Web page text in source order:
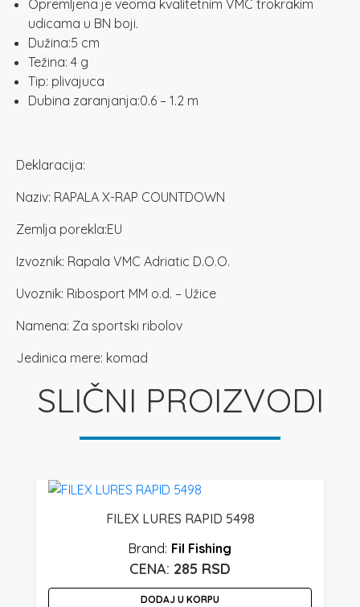
Opremljena je veoma kvalitetnim VMC trokrakim
udicama u BN boji.
Dužina:5 cm
Težina: 4 g
Tip: plivajuca
Dubina zaranjanja:0.6 – 1.2 m
Deklaracija:
Naziv: RAPALA X-RAP COUNTDOWN
Zemlja porekla:EU
Izvoznik: Rapala VMC Adriatic D.O.O.
Uvoznik: Ribosport MM o.d. – Užice
Namena: Za sportski ribolov
Jedinica mere: komad
SLIČNI PROIZVODI
FILEX LURES RAPID 5498
Fil Fishing
285 RSD
DODAJ U KORPU